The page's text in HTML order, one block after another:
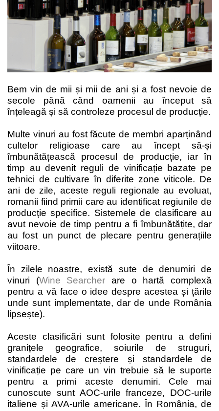
Bem vin de mii și mii de ani și a fost nevoie de
secole până când oamenii au început să
înțeleagă și să controleze procesul de producție.
Multe vinuri au fost făcute de membri aparținând
cultelor religioase care au încept să-și
îmbunătățească procesul de producție, iar în
timp au devenit reguli de vinificație bazate pe
tehnici de cultivare în diferite zone viticole. De
ani de zile, aceste reguli regionale au evoluat,
romanii fiind primii care au identificat regiunile de
producție specifice. Sistemele de clasificare au
avut nevoie de timp pentru a fi îmbunătățite, dar
au fost un punct de plecare pentru generațiile
viitoare.
În zilele noastre, există sute de denumiri de
vinuri (Wine Searcher are o hartă complexă
pentru a vă face o idee despre acestea și țările
unde sunt implementate, dar de unde România
lipsește).
Aceste clasificări sunt folosite pentru a defini
granițele geografice, soiurile de struguri,
standardele de creștere și standardele de
vinificație pe care un vin trebuie să le suporte
pentru a primi aceste denumiri. Cele mai
cunoscute sunt AOC-urile franceze, DOC-urile
italiene și AVA-urile americane. În România, de